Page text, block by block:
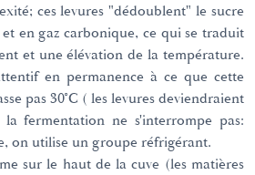
ces levures "dédoublent" le sucre
en gaz carbonique, ce qui se traduit
et une élévation de la température.
en permanence à ce que cette
pas 30°C ( les levures deviendraient
fermentation ne s'interrompe pas:
on utilise un groupe réfrigérant.
sur le haut de la cuve (les matières